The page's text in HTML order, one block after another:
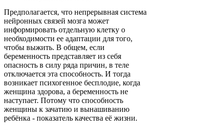
Предполагается, что непрерывная система
нейронных связей мозга может
информировать отдельную клетку о
необходимости ее адаптации для того,
чтобы выжить. В общем, если
беременность представляет из себя
опасность в силу ряда причин, в теле
отключается эта способность. И тогда
возникает психогенное бесплодие, когда
женщина здорова, а беременность не
наступает. Потому что способность
женщины к зачатию и вынашиванию
ребёнка - показатель качества её жизни.